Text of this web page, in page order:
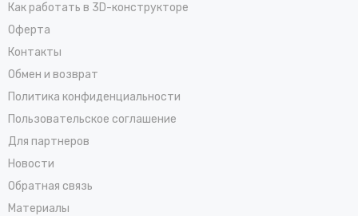
Как работать в 3D-конструкторе
Оферта
Контакты
Обмен и возврат
Политика конфиденциальности
Пользовательское соглашение
Для партнеров
Новости
Обратная связь
Материалы